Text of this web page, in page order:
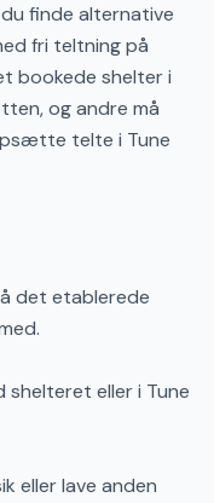
finde alternative
fri teltning på
bookede shelter i
og andre må
telte i Tune
det etablerede
shelteret eller i Tune
eller lave anden